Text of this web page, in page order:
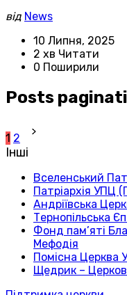
від News
10 Липня, 2025
2 хв Читати
0 Поширили
Posts
1 2
Інші
Вселенський
Патріархія УПЦ
Андріївська
Тернопільська
Фонд пам’яті
Мефодія
Помісна Церква
Щедрик –